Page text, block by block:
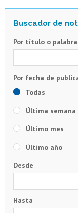
Por título o
Todas
Última semana
Último mes
Último año
Desde
Hasta